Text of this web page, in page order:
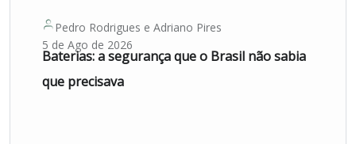
Pedro Rodrigues e Adriano Pires
5 de Ago de 2026
Baterias: a segurança que o Brasil não sabia
que precisava